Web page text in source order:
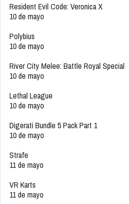
Resident Evil Code: Veronica X
10 de mayo
Polybius
10 de mayo
River City Melee: Battle Royal Special
10 de mayo
Lethal League
10 de mayo
Digerati Bundle 5 Pack Part 1
10 de mayo
Strafe
11 de mayo
VR Karts
11 de mayo